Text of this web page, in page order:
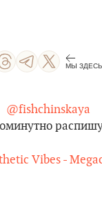
МЫ ЗДЕСЬ
@fishchinskaya
Vibes -